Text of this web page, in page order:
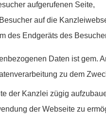
aufgerufenen Seite,
auf die
des Endgeräts des
Daten ist gem.
zu dem
der Kanzlei zügig
der Webseite zu